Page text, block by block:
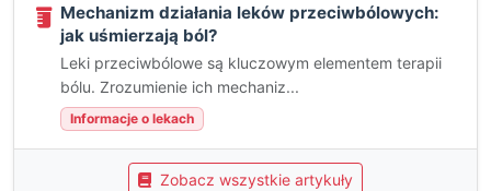
Mechanizm działania leków przeciwbólowych:
jak uśmierzają ból?
Leki przeciwbólowe są kluczowym elementem terapii
bólu. Zrozumienie ich mechaniz...
Informacje o lekach
Zobacz wszystkie artykuły